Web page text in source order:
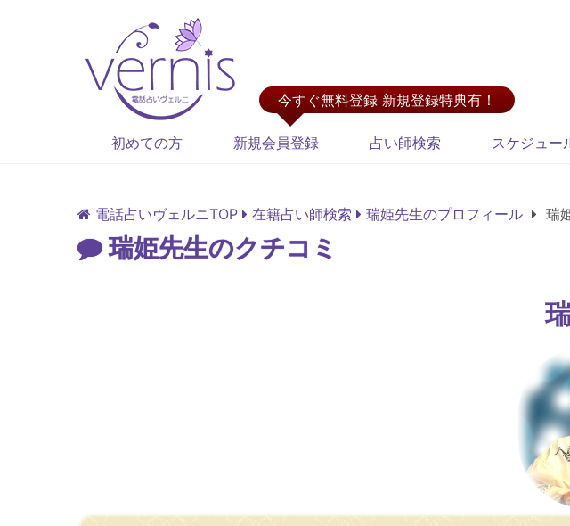
今すぐ無料登録 新規登録特典有！
初めての方 新規会員登録 占い師検索 スケジュー
電話占いヴェルニTOP 在籍占い師検索 瑞姫先生のプロフィール 瑞
瑞姫先生のクチコミ